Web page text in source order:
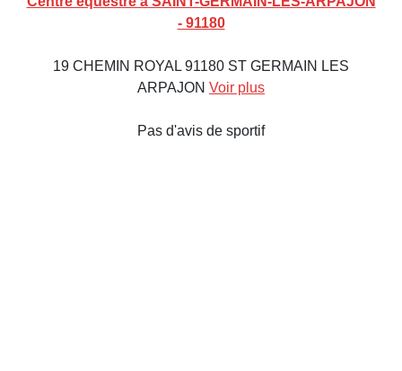
- 91180
19 CHEMIN ROYAL 91180 ST GERMAIN LES
ARPAJON Voir plus
Pas d'avis de sportif